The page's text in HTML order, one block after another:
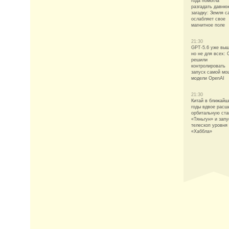
разгадать
загадку: Земля
ослабляет свое
магнитное поле
21:30
GPT-5.6 уже
но не для всех:
решили
контролировать
запуск самой
модели OpenAI
21:30
Китай в
годы вдвое
орбитальную
«Тяньгун» и
телескоп уровня
«Хаббла»